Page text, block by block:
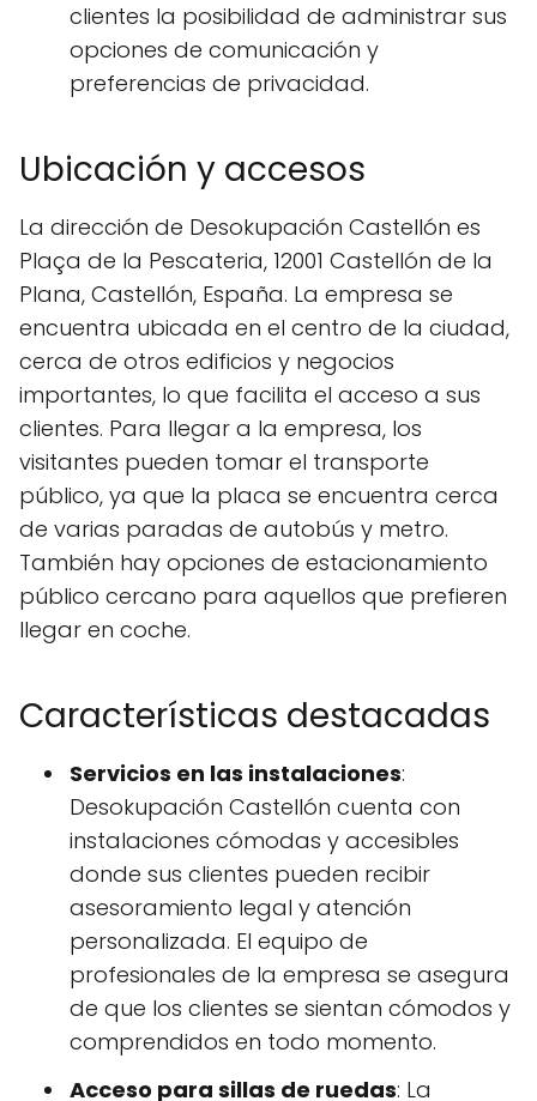
clientes la posibilidad de administrar sus
opciones de comunicación y
preferencias de privacidad.
Ubicación y accesos
La dirección de Desokupación Castellón es
Plaça de la Pescateria, 12001 Castellón de la
Plana, Castellón, España. La empresa se
encuentra ubicada en el centro de la ciudad,
cerca de otros edificios y negocios
importantes, lo que facilita el acceso a sus
clientes. Para llegar a la empresa, los
visitantes pueden tomar el transporte
público, ya que la placa se encuentra cerca
de varias paradas de autobús y metro.
También hay opciones de estacionamiento
público cercano para aquellos que prefieren
llegar en coche.
Características destacadas
Servicios en las instalaciones:
Desokupación Castellón cuenta con
instalaciones cómodas y accesibles
donde sus clientes pueden recibir
asesoramiento legal y atención
personalizada. El equipo de
profesionales de la empresa se asegura
de que los clientes se sientan cómodos y
comprendidos en todo momento.
Acceso para sillas de ruedas: La